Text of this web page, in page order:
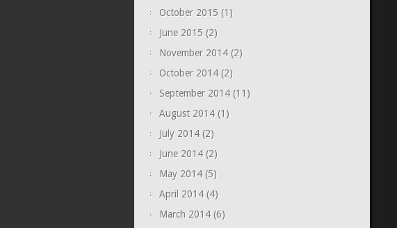
October 2015(1)
June 2015(2)
November 2014(2)
October 2014(2)
September 2014(11)
August 2014(1)
July 2014(2)
June 2014(2)
May 2014(5)
April 2014(4)
March 2014(6)